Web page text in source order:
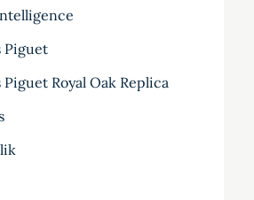
Piguet
Royal Oak Replica